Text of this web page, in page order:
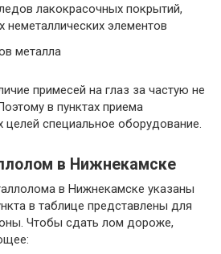
лакокрасочных покрытий,
неметаллических элементов
металла
примесей на глаз за частую не
в пунктах приема
целей специальное оборудование.
в Нижнекамске
в Нижнекамске указаны
в таблице представлены для
Чтобы сдать лом дороже,